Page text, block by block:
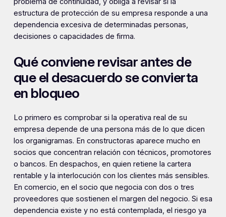
estructura de protección de su empresa responde a una
dependencia excesiva de determinadas personas,
decisiones o capacidades de firma.
Qué conviene revisar antes de
que el desacuerdo se convierta
en bloqueo
Lo primero es comprobar si la operativa real de su
empresa depende de una persona más de lo que dicen
los organigramas. En constructoras aparece mucho en
socios que concentran relación con técnicos, promotores
o bancos. En despachos, en quien retiene la cartera
rentable y la interlocución con los clientes más sensibles.
En comercio, en el socio que negocia con dos o tres
proveedores que sostienen el margen del negocio. Si esa
dependencia existe y no está contemplada, el riesgo ya